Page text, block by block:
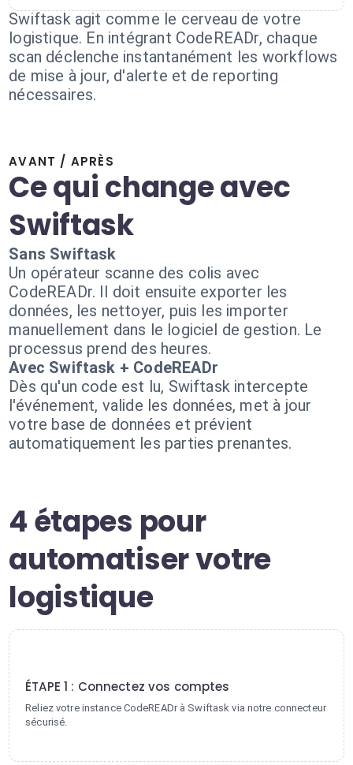
Swiftask agit comme le cerveau de votre
logistique. En intégrant CodeREADr, chaque
scan déclenche instantanément les workflows
de mise à jour, d'alerte et de reporting
nécessaires.
AVANT / APRÈS
Ce qui change avec
Swiftask
Sans Swiftask
Un opérateur scanne des colis avec
CodeREADr. Il doit ensuite exporter les
données, les nettoyer, puis les importer
manuellement dans le logiciel de gestion. Le
processus prend des heures.
Avec Swiftask + CodeREADr
Dès qu'un code est lu, Swiftask intercepte
l'événement, valide les données, met à jour
votre base de données et prévient
automatiquement les parties prenantes.
4 étapes pour
automatiser votre
logistique
ÉTAPE 1 : Connectez vos comptes
Reliez votre instance CodeREADr à Swiftask via notre connecteur
sécurisé.